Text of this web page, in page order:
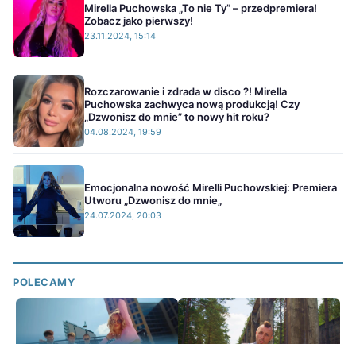
Mirella Puchowska „To nie Ty” – przedpremiera!
Zobacz jako pierwszy!
23.11.2024, 15:14
Rozczarowanie i zdrada w disco ?! Mirella
Puchowska zachwyca nową produkcją! Czy
„Dzwonisz do mnie” to nowy hit roku?
04.08.2024, 19:59
Emocjonalna nowość Mirelli Puchowskiej: Premiera
Utworu „Dzwonisz do mnie„
24.07.2024, 20:03
POLECAMY